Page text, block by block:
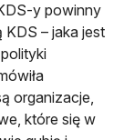
y powinny
– jaka jest
organizacje,
które się w